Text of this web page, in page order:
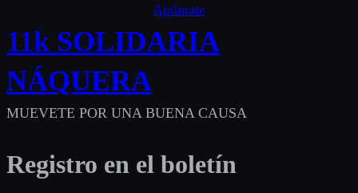
Apúntate
11k SOLIDARIA
NÁQUERA
MUEVETE POR UNA BUENA CAUSA
Registro en el boletín